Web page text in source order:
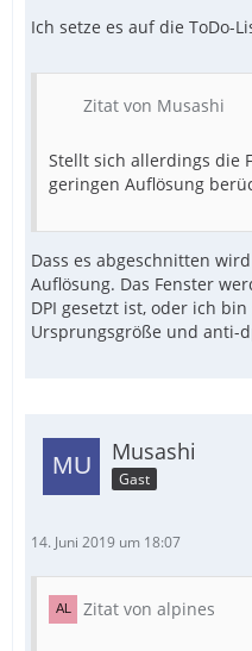
Ich setze es auf die ToDo-
Zitat von Musashi
Stellt sich allerdings die
geringen Auflösung
Dass es abgeschnitten
Auflösung. Das Fenster
DPI gesetzt ist, oder ich
Ursprungsgröße und anti-
Musashi
Gast
14. Juni 2019 um 18:07
Zitat von alpines